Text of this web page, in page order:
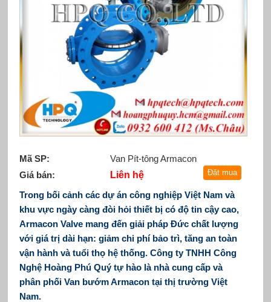
Mã SP:
Van Pít-tông Armacon
Giá bán:
Liên hệ
Trong bối cảnh các dự án công nghiệp Việt Nam và
khu vực ngày càng đòi hỏi thiết bị có độ tin cậy cao,
Armacon Valve mang đến giải pháp Đức chất lượng
với giá trị dài hạn: giảm chi phí bảo trì, tăng an toàn
vận hành và tuổi thọ hệ thống.Công ty TNHH Công
Nghệ Hoàng Phú Quý tự hào là nhà cung cấp và
phân phối Van bướm Armacon tại thị trường Việt
Nam.